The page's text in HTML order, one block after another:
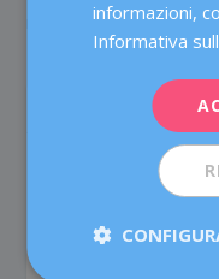
motivi per non aspettare
SULL'AUTORE
informazioni,
Informativa